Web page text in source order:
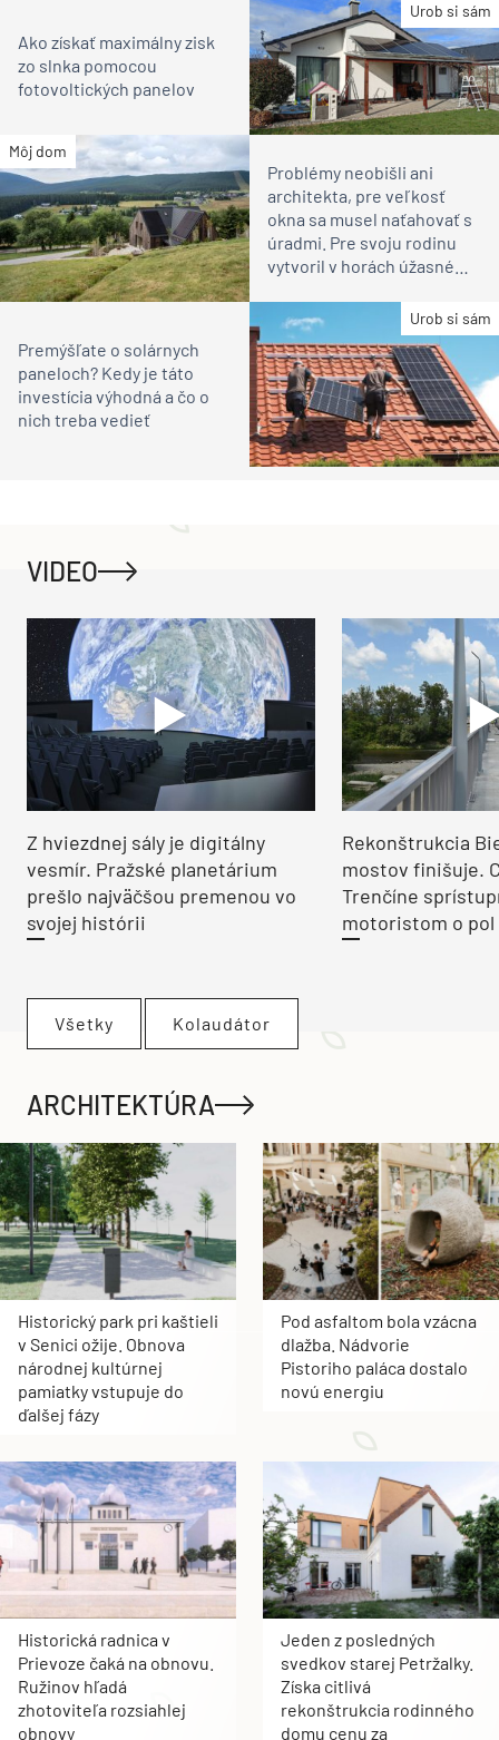
Urob si sám
Ako získať maximálny zisk
zo slnka pomocou
fotovoltických panelov
Môj dom
Problémy neobišli ani
architekta, pre veľkosť
okna sa musel naťahovať s
úradmi. Pre svoju rodinu
vytvoril v horách úžasné
Urob si sám
Premýšľate o solárnych
paneloch? Kedy je táto
investícia výhodná a čo o
nich treba vedieť
VIDEO
Z hviezdnej sály je digitálny
vesmír. Pražské planetárium
prešlo najväčšou premenou vo
svojej histórii
Rekonštrukcia
mostov finišuje.
Trenčíne
motoristom o pol
Všetky Kolaudátor
ARCHITEKTÚRA
Historický park pri kaštieli
v Senici ožije. Obnova
národnej kultúrnej
pamiatky vstupuje do
ďalšej fázy
Pod asfaltom bola vzácna
dlažba. Nádvorie
Pistoriho paláca dostalo
novú energiu
Historická radnica v
Prievoze čaká na obnovu.
Ružinov hľadá
zhotoviteľa rozsiahlej
obnovy
Jeden z posledných
svedkov starej Petržalky.
Získa citlivá
rekonštrukcia rodinného
domu cenu za